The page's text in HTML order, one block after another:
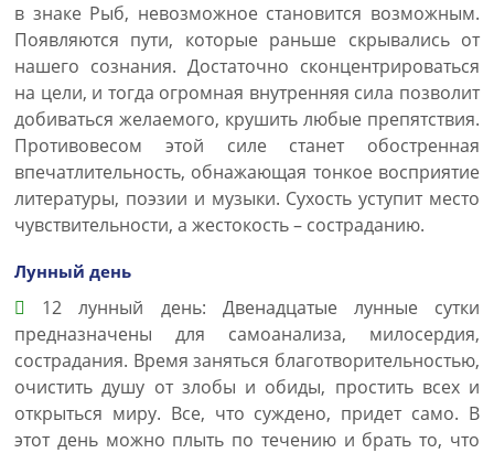
в знаке Рыб, невозможное становится возможным.
Появляются пути, которые раньше скрывались от
нашего сознания. Достаточно сконцентрироваться
на цели, и тогда огромная внутренняя сила позволит
добиваться желаемого, крушить любые препятствия.
Противовесом этой силе станет обостренная
впечатлительность, обнажающая тонкое восприятие
литературы, поэзии и музыки. Сухость уступит место
чувствительности, а жестокость – состраданию.
Лунный день
12 лунный день: Двенадцатые лунные сутки
предназначены для самоанализа, милосердия,
сострадания. Время заняться благотворительностью,
очистить душу от злобы и обиды, простить всех и
открыться миру. Все, что суждено, придет само. В
этот день можно плыть по течению и брать то, что